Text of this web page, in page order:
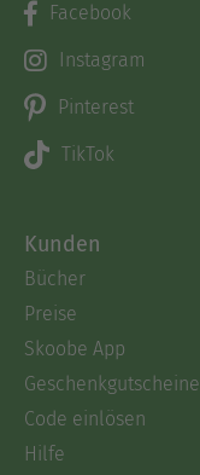
Facebook
Instagram
Pinterest
TikTok
Kunden
Bücher
Preise
Skoobe App
Geschenkgutscheine
Code einlösen
Hilfe